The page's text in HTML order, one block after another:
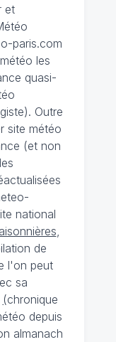
et
paris.com
les
quasi-
Outre
site météo
(et non
national
de
l'on peut
sa
(chronique
depuis
almanach